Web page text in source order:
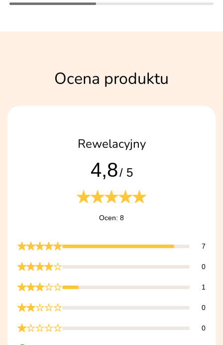
Ocena produktu
Rewelacyjny
4,8/ 5
Ocen: 8
7
0
1
0
0